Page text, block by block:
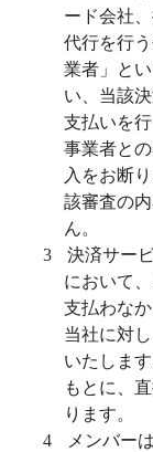
ード会社
代行を行
業者」と
い、当該
支払いを
事業者と
入をお断
該審査の
ん。
3
決済サー
において
支払わな
当社に対
いたしま
もとに、
ります。
4
メンバー